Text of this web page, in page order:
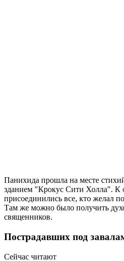
Панихида прошла на месте
зданием "Крокус Сити Холла". К
присоединились все, кто желал
Там же можно было получить
священников.
Пострадавших под
Сейчас читают